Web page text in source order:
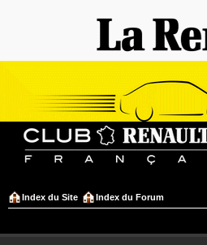
Index du Site Index du Forum